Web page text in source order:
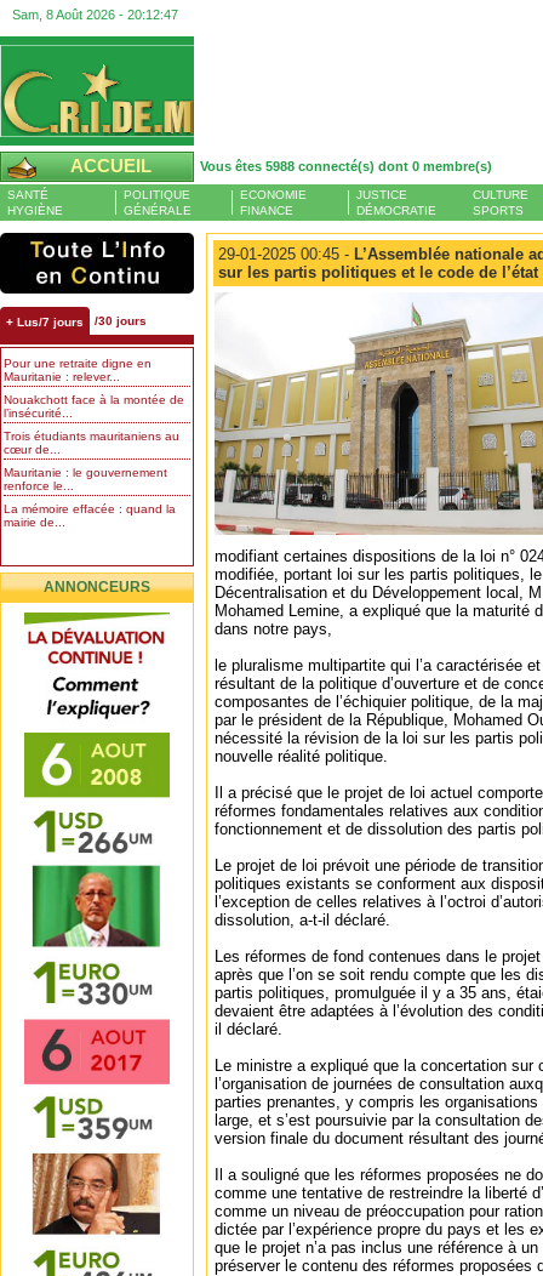
Sam, 8 Août 2026 - 20:12:48
ACCUEIL Vous êtes 5988 connecté(s) dont 0 membre(s)
SANTÉ
HYGIÈNE
POLITIQUE
GÉNÉRALE
ECONOMIE
FINANCE
JUSTICE
DÉMOCRATIE
CULTURE
SPORTS
+ Lus/7 jours /30 jours
Pour une retraite digne en
Mauritanie : relever...
Nouakchott face à la montée de
l’insécurité...
Trois étudiants mauritaniens au
cœur de...
Mauritanie : le gouvernement
renforce le...
La mémoire effacée : quand la
mairie de...
ANNONCEURS
29-01-2025 00:45 - L’Assemblée nationale
sur les partis politiques et le code de
modifiant certaines dispositions de la loi n°
modifiée, portant loi sur les partis politiques,
Décentralisation et du Développement local,
Mohamed Lemine, a expliqué que la maturité
dans notre pays,
le pluralisme multipartite qui l’a caractérisée
résultant de la politique d’ouverture et de
composantes de l’échiquier politique, de la
par le président de la République, Mohamed
nécessité la révision de la loi sur les partis
nouvelle réalité politique.
Il a précisé que le projet de loi actuel
réformes fondamentales relatives aux
fonctionnement et de dissolution des partis
Le projet de loi prévoit une période de
politiques existants se conforment aux
l’exception de celles relatives à l’octroi
dissolution, a-t-il déclaré.
Les réformes de fond contenues dans le
après que l’on se soit rendu compte que les
partis politiques, promulguée il y a 35 ans,
devaient être adaptées à l’évolution des
il déclaré.
Le ministre a expliqué que la concertation sur
l’organisation de journées de consultation
parties prenantes, y compris les
large, et s’est poursuivie par la consultation
version finale du document résultant des
Il a souligné que les réformes proposées ne
comme une tentative de restreindre la liberté
comme un niveau de préoccupation pour
dictée par l’expérience propre du pays et les
que le projet n’a pas inclus une référence à
préserver le contenu des réformes proposées